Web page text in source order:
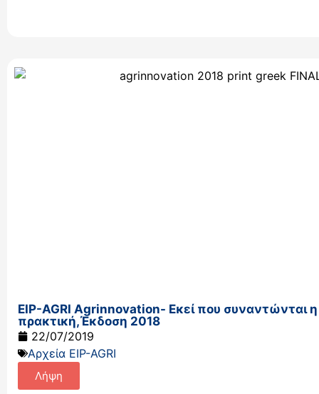
EIP-AGRI Agrinnovation- Εκεί που συναντώνται
πρακτική,Έκδοση 2018
22/07/2019
Αρχεία EIP-AGRI
Λήψη